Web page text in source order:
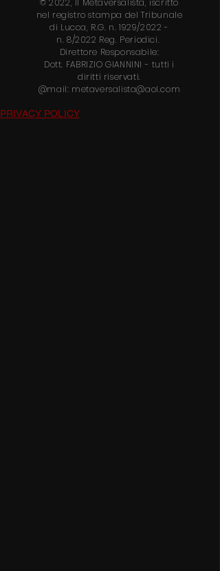
© 2022, Il Metaversalista, iscritto
nel registro stampa del Tribunale
di Lucca, R.G. n. 1929/2022 -
n. 8/2022 Reg. Periodici.
Direttore Responsabile:
Dott. FABRIZIO GIANNINI - tutti i
diritti riservati.
@mail: metaversalista@aol.com
PRIVACY POLICY